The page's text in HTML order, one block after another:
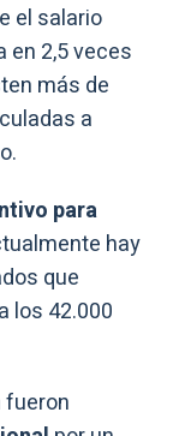
el salario
en 2,5 veces
más de
a
para
hay
que
los 42.000
fueron